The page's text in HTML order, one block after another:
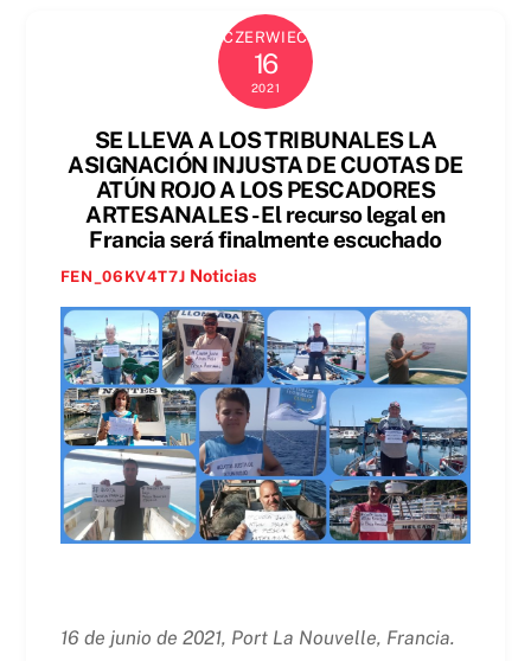
CZERWIEC
16
2021
SE LLEVA A LOS TRIBUNALES LA
ASIGNACIÓN INJUSTA DE CUOTAS DE
ATÚN ROJO A LOS PESCADORES
ARTESANALES - El recurso legal en
Francia será finalmente escuchado
FEN_06KV4T7J Noticias
16 de junio de 2021, Port La Nouvelle, Francia.